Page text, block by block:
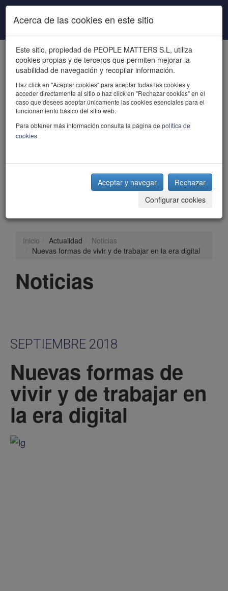
Pasar al contenido principal
powered by talent
Inicio Actualidad
Noticias
Nuevas formas de vivir y de trabajar en la era digital
Noticias
SEPTIEMBRE 2018
Nuevas formas de
vivir y de trabajar en
la era digital
Acerca de las cookies en este sitio
Este sitio, propiedad de PEOPLE MATTERS S.L, utiliza
cookies propias y de terceros que permiten mejorar la
usabilidad de navegación y recopilar información.
Haz click en "Aceptar cookies" para aceptar todas las cookies y
acceder directamente al sitio o haz click en "Rechazar cookies" en el
caso que desees aceptar únicamente las cookies esenciales para el
funcionamiento básico del sitio web.
Para obtener más información consulta la página de política de
cookies
Aceptar y navegar
Rechazar
Configurar cookies